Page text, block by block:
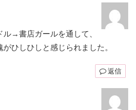
→書店ガールを通して、
ひしひしと感じられました。
返信